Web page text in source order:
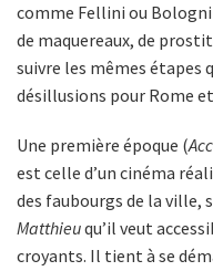
comme Fellini ou
de maquereaux, de
suivre les mêmes étapes
désillusions pour Rome
Une première époque (
est celle d’un cinéma
des faubourgs de la ville,
Matthieuqu’il veut
croyants. Il tient à se